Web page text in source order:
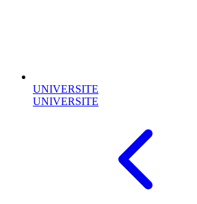
UNIVERSITE
UNIVERSITE